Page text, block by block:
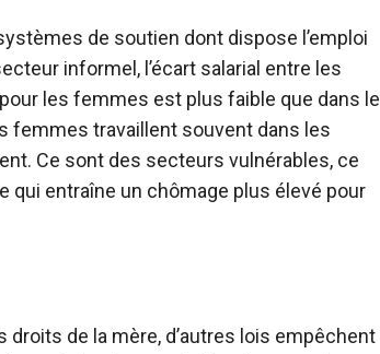
de soutien dont dispose l’emploi
informel, l’écart salarial entre les
les femmes est plus faible que dans le
femmes travaillent souvent dans les
Ce sont des secteurs vulnérables, ce
qui entraîne un chômage plus élevé pour
de la mère, d’autres lois empêchent